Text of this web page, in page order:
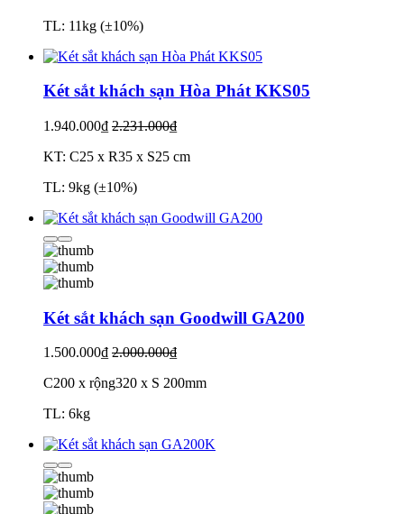
TL: 11kg (±10%)
Két sắt khách sạn Hòa Phát KKS05
1.940.000₫ 2.231.000₫
KT: C25 x R35 x S25 cm
TL: 9kg (±10%)
Két sắt khách sạn Goodwill GA200
1.500.000₫ 2.000.000₫
C200 x rộng320 x S 200mm
TL: 6kg